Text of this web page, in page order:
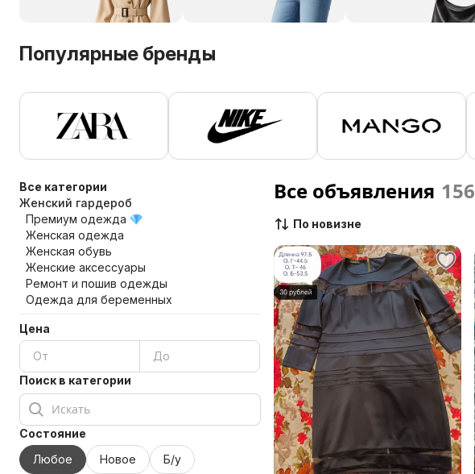
Популярные бренды
Все категории
Женский гардероб
Премиум одежда
Женская одежда
Женская обувь
Женские аксессуары
Ремонт и пошив одежды
Одежда для беременных
Цена
Поиск в категории
Состояние
Любое
Новое
Б/у
Все объявления 156
По новизне